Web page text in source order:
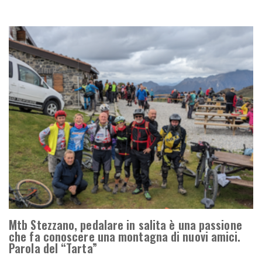
Mtb Stezzano, pedalare in salita è una passione
che fa conoscere una montagna di nuovi amici.
Parola del “Tarta”